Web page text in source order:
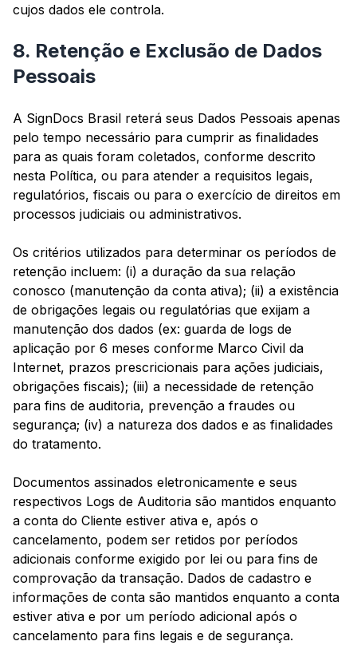
cujos dados ele controla.
8. Retenção e Exclusão de Dados
Pessoais
A SignDocs Brasil reterá seus Dados Pessoais apenas
pelo tempo necessário para cumprir as finalidades
para as quais foram coletados, conforme descrito
nesta Política, ou para atender a requisitos legais,
regulatórios, fiscais ou para o exercício de direitos em
processos judiciais ou administrativos.
Os critérios utilizados para determinar os períodos de
retenção incluem: (i) a duração da sua relação
conosco (manutenção da conta ativa); (ii) a existência
de obrigações legais ou regulatórias que exijam a
manutenção dos dados (ex: guarda de logs de
aplicação por 6 meses conforme Marco Civil da
Internet, prazos prescricionais para ações judiciais,
obrigações fiscais); (iii) a necessidade de retenção
para fins de auditoria, prevenção a fraudes ou
segurança; (iv) a natureza dos dados e as finalidades
do tratamento.
Documentos assinados eletronicamente e seus
respectivos Logs de Auditoria são mantidos enquanto
a conta do Cliente estiver ativa e, após o
cancelamento, podem ser retidos por períodos
adicionais conforme exigido por lei ou para fins de
comprovação da transação. Dados de cadastro e
informações de conta são mantidos enquanto a conta
estiver ativa e por um período adicional após o
cancelamento para fins legais e de segurança.